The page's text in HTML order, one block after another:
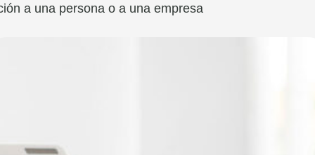
a una persona o a una empresa